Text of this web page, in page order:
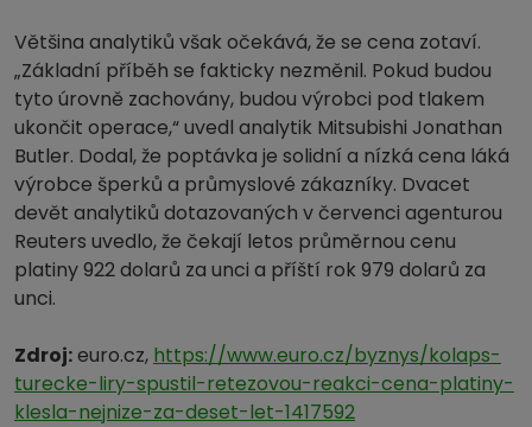
Většina analytiků však očekává, že se cena zotaví.
„Základní příběh se fakticky nezměnil. Pokud budou
tyto úrovně zachovány, budou výrobci pod tlakem
ukončit operace,“ uvedl analytik Mitsubishi Jonathan
Butler. Dodal, že poptávka je solidní a nízká cena láká
výrobce šperků a průmyslové zákazníky. Dvacet
devět analytiků dotazovaných v červenci agenturou
Reuters uvedlo, že čekají letos průměrnou cenu
platiny 922 dolarů za unci a příští rok 979 dolarů za
unci.
Zdroj:euro.cz, https://www.euro.cz/byznys/kolaps-
turecke-liry-spustil-retezovou-reakci-cena-platiny-
klesla-nejnize-za-deset-let-1417592